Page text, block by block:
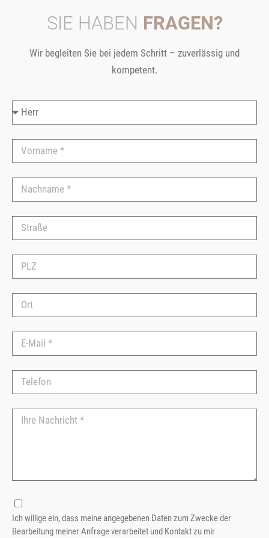
SIE HABEN FRAGEN?
Wir begleiten Sie bei jedem Schritt – zuverlässig und
kompetent.
Ich willige ein, dass meine angegebenen Daten zum Zwecke der
Bearbeitung meiner Anfrage verarbeitet und Kontakt zu mir